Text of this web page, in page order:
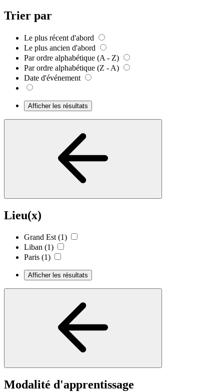
Trier par
Le plus récent d'abord
Le plus ancien d'abord
Par ordre alphabétique (A - Z)
Par ordre alphabétique (Z - A)
Date d'événement
Afficher les résultats
Lieu(x)
Grand Est (1)
Liban (1)
Paris (1)
Afficher les résultats
Modalité d'apprentissage